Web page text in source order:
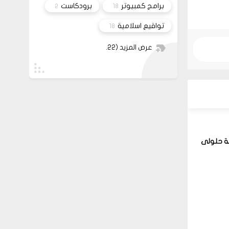
برامج كمبيوتر 18 برودكاست 2
تواقيع اسلامية 18
عرض المزيد (22)